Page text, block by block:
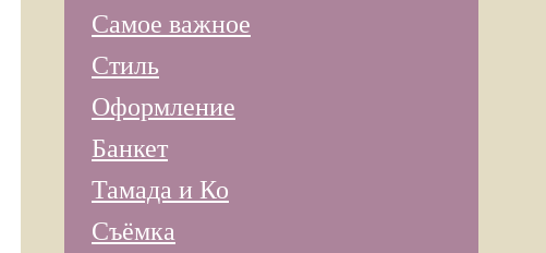
Самое важное
Стиль
Оформление
Банкет
Тамада и Ко
Съёмка